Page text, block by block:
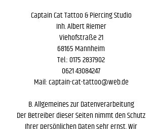
Captain Cat Tattoo & Piercing Studio
Inh. Albert Riemer
Viehofstraße 21
68165 Mannheim
Tel.: 0175 2837902
0621 43084247
Mail: captain-cat-tattoo@web.de
B. Allgemeines zur Datenverarbeitung
Der Betreiber dieser Seiten nimmt den Schutz